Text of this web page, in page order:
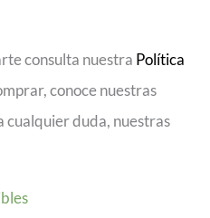
consulta nuestra Política
conoce nuestras
cualquier duda, nuestras